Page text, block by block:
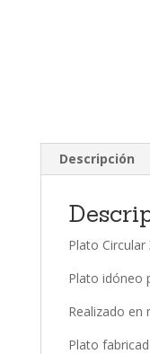
Descripción
Plato Circular
Plato idóneo
Realizado en
Plato